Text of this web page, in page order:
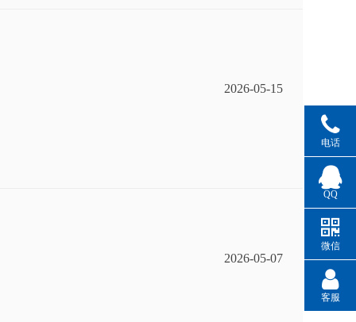
2026-05-15
2026-05-07
电话
QQ
微信
客服